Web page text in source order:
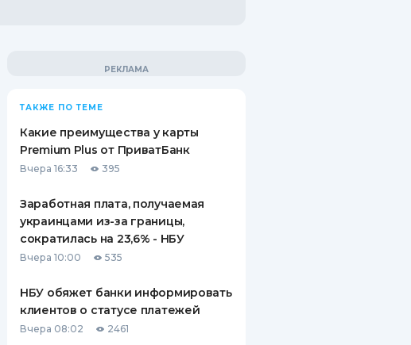
ТАКЖЕ ПО ТЕМЕ
Какие преимущества у карты
Premium Plus от ПриватБанк
Вчера 16:33 395
Заработная плата, получаемая
украинцами из-за границы,
сократилась на 23,6% - НБУ
Вчера 10:00 535
НБУ обяжет банки информировать
клиентов о статусе платежей
Вчера 08:02 2461